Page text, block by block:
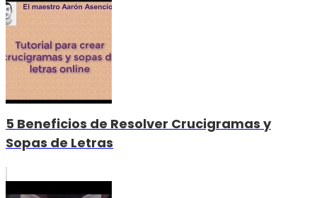
5 Beneficios de Resolver Crucigramas y
Sopas de Letras